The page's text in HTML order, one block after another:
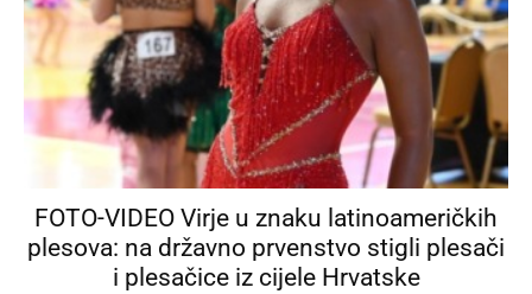
FOTO-VIDEO Virje u znaku latinoameričkih
plesova: na državno prvenstvo stigli plesači
i plesačice iz cijele Hrvatske